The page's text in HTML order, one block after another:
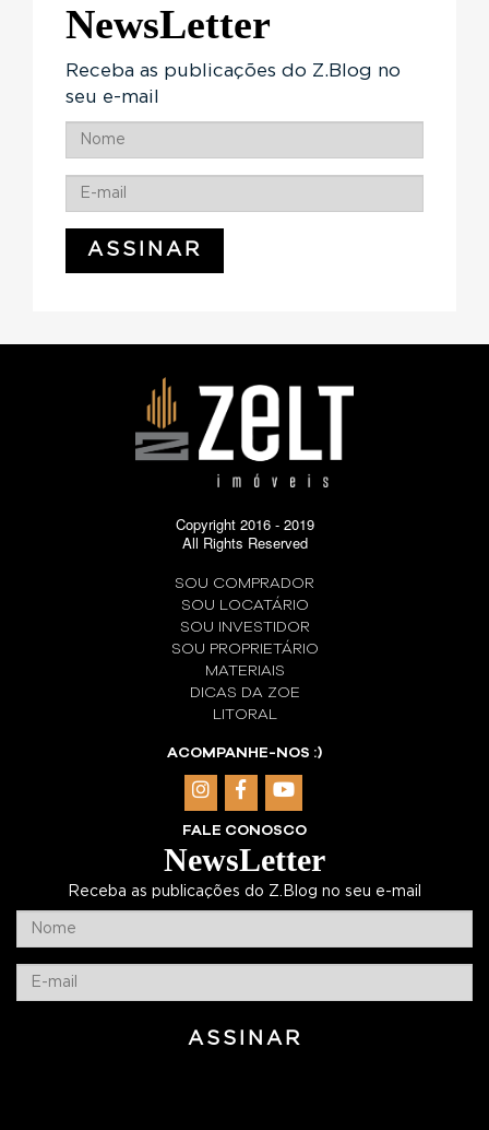
NewsLetter
Receba as publicações do Z.Blog no
seu e-mail
Copyright 2016 - 2019
All Rights Reserved
SOU COMPRADOR
SOU LOCATÁRIO
SOU INVESTIDOR
SOU PROPRIETÁRIO
MATERIAIS
DICAS DA ZOE
LITORAL
ACOMPANHE-NOS :)
FALE CONOSCO
NewsLetter
Receba as publicações do Z.Blog no seu e-mail